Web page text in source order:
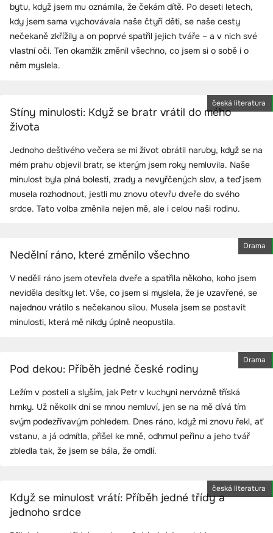
bytu, když jsem mu oznámila, že čekám dítě. Po deseti letech,
kdy jsem sama vychovávala naše čtyři děti, se naše cesty
nečekaně zkřížily a on poprvé spatřil jejich tváře – a v nich své
vlastní oči. Ten okamžik změnil všechno, co jsem si o sobě i o
něm myslela.
česká literatura
Stíny minulosti: Když se bratr vrátil do mého
života
Jednoho deštivého večera se mi život obrátil naruby, když se na
mém prahu objevil bratr, se kterým jsem roky nemluvila. Naše
minulost byla plná bolesti, zrady a nevyřčených slov, a teď jsem
musela rozhodnout, jestli mu znovu otevřu dveře do svého
srdce. Tato volba změnila nejen mě, ale i celou naši rodinu.
Drama
Nedělní ráno, které změnilo všechno
V neděli ráno jsem otevřela dveře a spatřila někoho, koho jsem
neviděla desítky let. Vše, co jsem si myslela, že je uzavřené, se
najednou vrátilo s nečekanou silou. Musela jsem se postavit
minulosti, která mě nikdy úplně neopustila.
Drama
Pod dekou: Příběh jedné české rodiny
Ležím v posteli a slyším, jak Petr v kuchyni nervózně tříská
hrnky. Už několik dní se mnou nemluví, jen se na mě dívá tím
svým podezřívavým pohledem. Dnes ráno, když mi znovu řekl, ať
vstanu, a já odmítla, přišel ke mně, odhrnul peřinu a jeho tvář
zbledla tak, že jsem se bála, že omdlí.
česká literatura
Když se minulost vrátí: Příběh jedné třídy a
jednoho srdce